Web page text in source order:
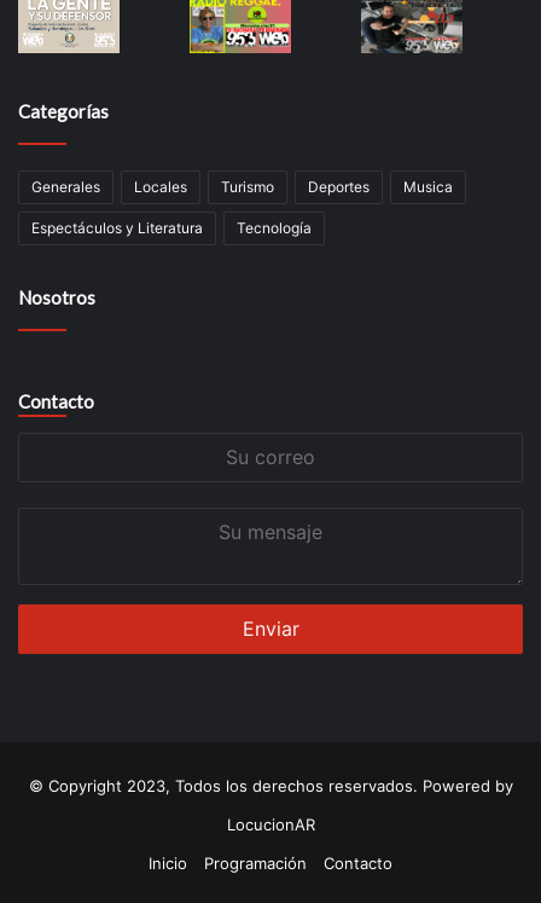
Categorías
Generales Locales Turismo Deportes Musica
Espectáculos y Literatura Tecnología
Nosotros
Contacto
© Copyright 2023, Todos los derechos reservados. Powered by
LocucionAR
Inicio
Programación Contacto